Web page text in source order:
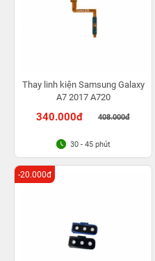
Thay linh kiện Samsung Galaxy
A7 2017 A720
340.000đ 408.000đ
30 - 45 phút
-20.000đ